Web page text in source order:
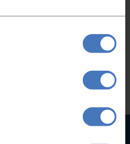
Sie uns bitte. Wir